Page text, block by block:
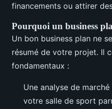
financements ou attirer
Pourquoi un business
Un bon business plan ne
résumé de votre projet. Il
fondamentaux :
Une analyse de
votre salle de sport